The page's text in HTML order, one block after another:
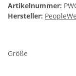
Artikelnummer:
Hersteller:
Größe